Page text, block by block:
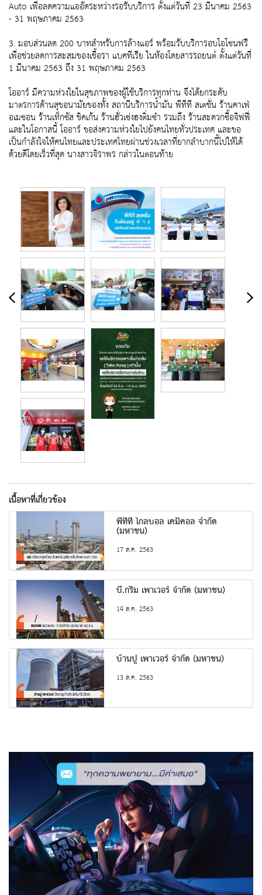
Auto เพื่อลดความแออัดระหว่างรอรับบริการ ตั้งแต่วันที่ 23 มีนาคม 2563
- 31 พฤษภาคม 2563
3. มอบส่วนลด 200 บาทสำหรับการล้างแอร์ พร้อมรับบริการอบโอโซนฟรี
เพื่อช่วยลดการสะสมของเชื้อรา แบคทีเรีย ในห้องโดยสารรถยนต์ ตั้งแต่วันที่
1 มีนาคม 2563 ถึง 31 พฤษภาคม 2563
โออาร์ มีความห่วงใยในสุขภาพของผู้ใช้บริการทุกท่าน จึงได้ยกระดับ
มาตรการด้านสุขอนามัยของทั้ง สถานีบริการน้ำมัน พีทีที สเตชั่น ร้านคาเฟ่
อเมซอน ร้านเท็กซัส ชิคเก้น ร้านฮั่วเซ่งฮงติ่มซำ รวมถึง ร้านสะดวกซื้อจิฟฟี่
และในโอกาสนี้ โออาร์ ขอส่งความห่วงใยไปยังคนไทยทั่วประเทศ และขอ
เป็นกำลังใจให้คนไทยและประเทศไทยผ่านช่วงเวลาที่ยากลำบากนี้ไปให้ได้
ด้วยดีโดยเร็วที่สุด นางสาวจิราพร กล่าวในตอนท้าย
เนื้อหาที่เกี่ยวข้อง
พีทีที โกลบอล เคมิคอล จำกัด
(มหาชน)
17 ส.ค. 2563
บี.กริม เพาเวอร์ จํากัด (มหาชน)
14 ส.ค. 2563
บ้านปู เพาเวอร์ จำกัด (มหาชน)
13 ส.ค. 2563